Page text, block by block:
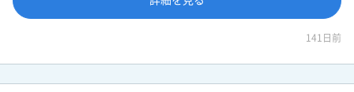
141日前